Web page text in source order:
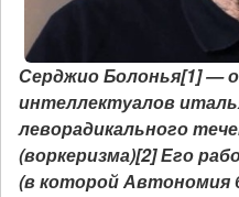
Серджио Болонья[1] —
интеллектуалов
леворадикального
(воркеризма)[2] Его
(в которой Автономия